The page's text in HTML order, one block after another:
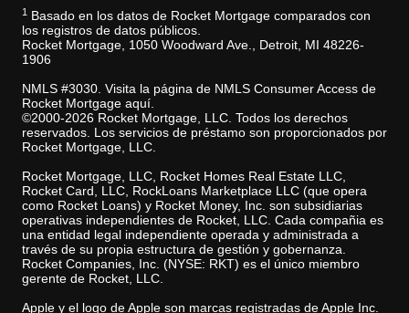
1
Basado en los datos de Rocket Mortgage comparados con
los registros de datos públicos.
Rocket Mortgage, 1050 Woodward Ave., Detroit, MI 48226-
1906
NMLS #3030. Visita la página de NMLS Consumer Access de
Rocket Mortgage aquí.
©2000-2026 Rocket Mortgage, LLC. Todos los derechos
reservados. Los servicios de préstamo son proporcionados por
Rocket Mortgage, LLC.
Rocket Mortgage, LLC, Rocket Homes Real Estate LLC,
Rocket Card, LLC, RockLoans Marketplace LLC (que opera
como Rocket Loans) y Rocket Money, Inc. son subsidiarias
operativas independientes de Rocket, LLC. Cada compañia es
una entidad legal independiente operada y administrada a
través de su propia estructura de gestión y gobernanza.
Rocket Companies, Inc. (NYSE: RKT) es el único miembro
gerente de Rocket, LLC.
Apple y el logo de Apple son marcas registradas de Apple Inc.